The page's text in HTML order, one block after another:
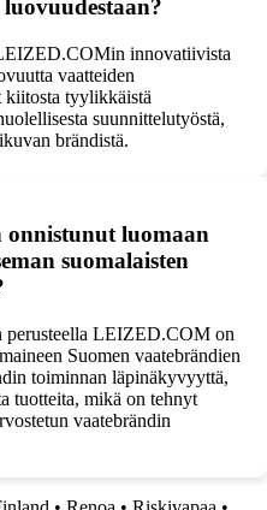
innovatiivista
vaatteiden
kiitosta tyylikkäistä
suunnittelutyöstä,
brändistä.
luomaan
suomalaisten
perusteella LEIZED.COM on
Suomen vaatebrändien
toiminnan läpinäkyvyyttä,
tuotteita, mikä on tehnyt
vaatebrändin